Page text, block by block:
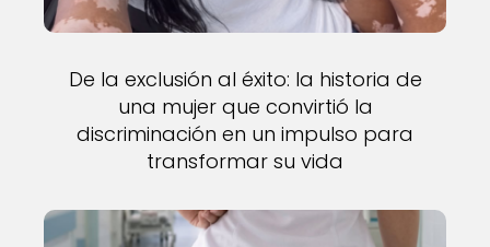
De la exclusión al éxito: la historia de
una mujer que convirtió la
discriminación en un impulso para
transformar su vida